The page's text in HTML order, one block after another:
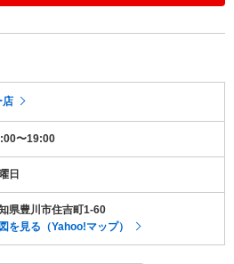
店
〜19:00
日
県豊川市住吉町1-60
を見る（Yahoo!マップ）